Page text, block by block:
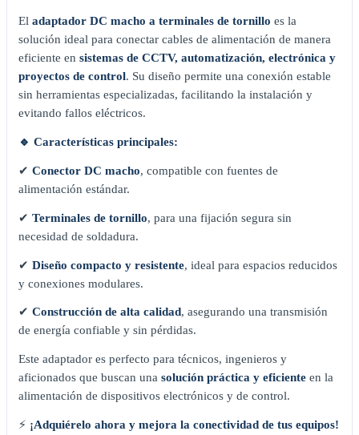
El adaptador DC macho a terminales de tornillo es la
solución ideal para conectar cables de alimentación de manera
eficiente en sistemas de CCTV, automatización, electrónica y
proyectos de control. Su diseño permite una conexión estable
sin herramientas especializadas, facilitando la instalación y
evitando fallos eléctricos.
🔹 Características principales:
✔ Conector DC macho, compatible con fuentes de
alimentación estándar.
✔ Terminales de tornillo, para una fijación segura sin
necesidad de soldadura.
✔ Diseño compacto y resistente, ideal para espacios reducidos
y conexiones modulares.
✔ Construcción de alta calidad, asegurando una transmisión
de energía confiable y sin pérdidas.
Este adaptador es perfecto para técnicos, ingenieros y
aficionados que buscan una solución práctica y eficiente en la
alimentación de dispositivos electrónicos y de control.
⚡ ¡Adquiérelo ahora y mejora la conectividad de tus equipos!